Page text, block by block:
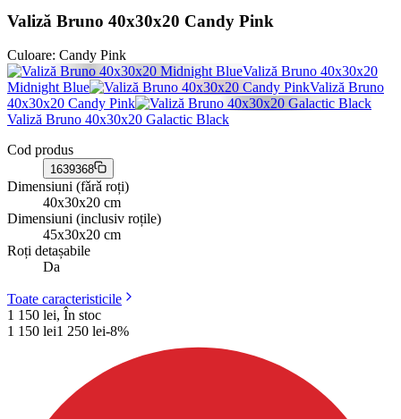
Valiză Bruno 40x30x20 Candy Pink
Culoare: Candy Pink
Valiză Bruno 40x30x20
Midnight Blue
Valiză Bruno
40x30x20 Candy Pink
Valiză Bruno 40x30x20 Galactic Black
Cod produs
1639368
Dimensiuni (fǎrǎ roți)
40x30x20 cm
Dimensiuni (inclusiv roțile)
45x30x20 cm
Roți detașabile
Da
Toate caracteristicile
1 150 lei, În stoc
1 150 lei1 250 lei-8%